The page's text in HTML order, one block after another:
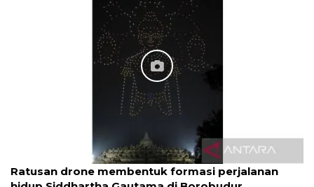
Ratusan drone membentuk formasi perjalanan